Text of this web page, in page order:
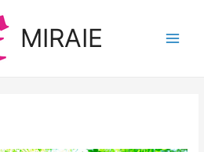
MIRAIE